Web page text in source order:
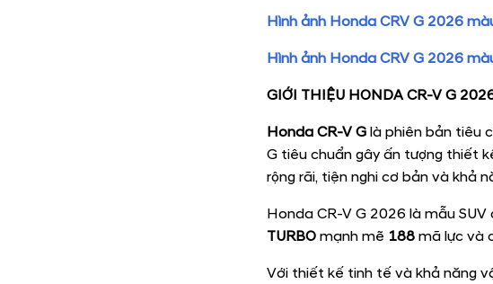
Hình ảnh Honda CRV G 2026
Hình ảnh Honda CRV G 2026
GIỚI THIỆU HONDA CR-V G
Honda CR-V G là phiên bản tiêu
G tiêu chuẩn gây ấn tượng thiết
rộng rãi, tiện nghi cơ bản và khả
Honda CR-V G 2026 là mẫu
TURBO mạnh mẽ 188 mã lực và
Với thiết kế tinh tế và khả năng